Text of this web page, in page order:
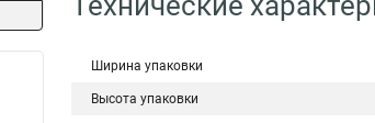
Ширина упаковки
Высота упаковки